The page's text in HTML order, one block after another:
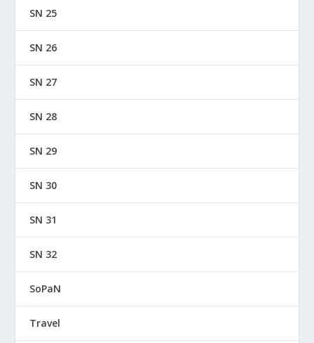
SN 25
SN 26
SN 27
SN 28
SN 29
SN 30
SN 31
SN 32
SoPaN
Travel